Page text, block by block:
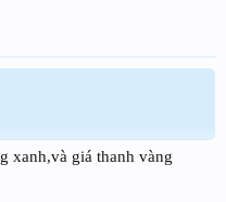
xanh,và giá thanh vàng